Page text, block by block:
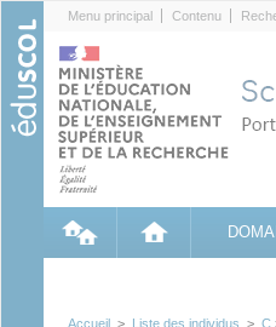
Menu principal Contenu
Accueil > Liste des individus > C